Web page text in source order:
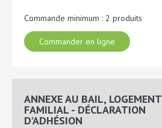
Commande minimum : 2 produits
Commander en ligne
ANNEXE AU BAIL, LOGEMENT
FAMILIAL - DÉCLARATION
D'ADHÉSION